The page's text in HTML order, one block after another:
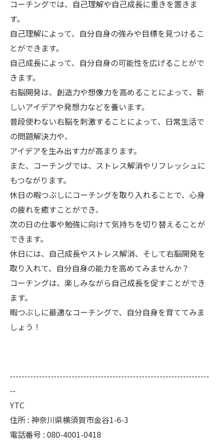
コーチングでは、自己理解や自己成長に重きを置きま
す。
自己理解によって、自分自身の強みや目標を見つけるこ
とができます。
自己成長によって、自分自身の可能性を広げることがで
きます。
右脳開発は、創造力や想像力を高めることによって、新
しいアイデアや発想力などを養います。
普段使わない右脳を刺激することによって、日常生活で
の問題解決力や、
アイデアを生み出す力が高まります。
また、コーチングでは、ストレス解消やリフレッシュに
もつながります。
休日の暇つぶしにコーチングを取り入れることで、心身
の疲れを癒すことができ、
次の日の仕事や勉強に向けて気持ちを切り替えることが
できます。
休日には、自己成長やストレス解消、そして右脳開発を
取り入れて、自分自身の能力を高めてみませんか？
コーチングは、楽しみながら自己成長を促すことができ
ます。
暇つぶしに最適なコーチングで、自分自身を育ててみま
しょう！
--------------------------------------------------------------------
--
YTC
住所 : 神奈川県横須賀市金谷1-6-3
電話番号 : 080-4001-0418